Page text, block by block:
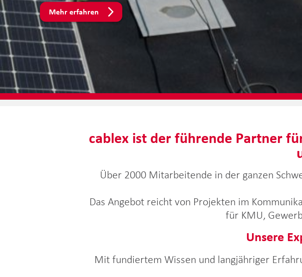
Mehr erfahren
cablex ist der führende Partner
Über 2000 Mitarbeitende in der ganzen
Das Angebot reicht von Projekten im
für KMU,
Unsere
Mit fundiertem Wissen und langjähriger